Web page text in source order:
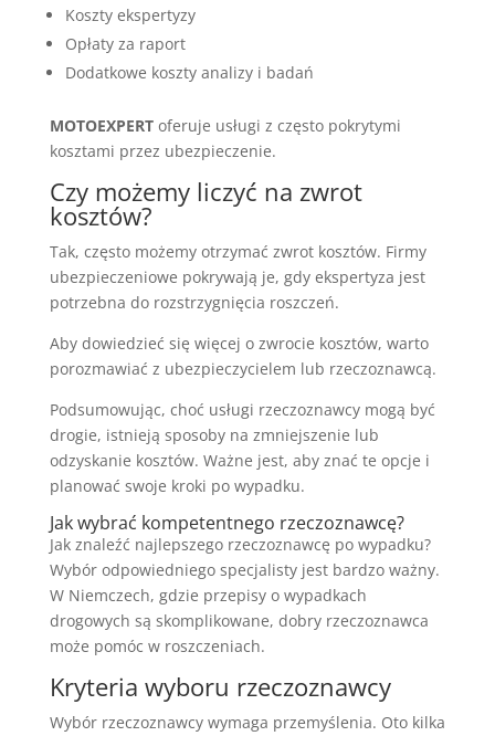
Koszty ekspertyzy
Opłaty za raport
Dodatkowe koszty analizy i badań
MOTOEXPERToferuje usługi z często pokrytymi
kosztami przez ubezpieczenie.
Czy możemy liczyć na zwrot
kosztów?
Tak, często możemy otrzymać zwrot kosztów. Firmy
ubezpieczeniowe pokrywają je, gdy ekspertyza jest
potrzebna do rozstrzygnięcia roszczeń.
Aby dowiedzieć się więcej o zwrocie kosztów, warto
porozmawiać z ubezpieczycielem lub rzeczoznawcą.
Podsumowując, choć usługi rzeczoznawcy mogą być
drogie, istnieją sposoby na zmniejszenie lub
odzyskanie kosztów. Ważne jest, aby znać te opcje i
planować swoje kroki po wypadku.
Jak wybrać kompetentnego rzeczoznawcę?
Jak znaleźć najlepszego rzeczoznawcę po wypadku?
Wybór odpowiedniego specjalisty jest bardzo ważny.
W Niemczech, gdzie przepisy o wypadkach
drogowych są skomplikowane, dobry rzeczoznawca
może pomóc w roszczeniach.
Kryteria wyboru rzeczoznawcy
Wybór rzeczoznawcy wymaga przemyślenia. Oto kilka